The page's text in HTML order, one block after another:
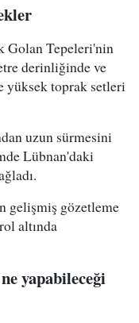
Golan Tepeleri'nin
derinliğinde ve
yüksek toprak setleri
uzun sürmesini
Lübnan'daki
gelişmiş gözetleme
altında
yapabileceği